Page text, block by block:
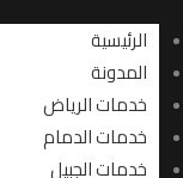
الرئيسية
المدونة
خدمات الرياض
خدمات الدمام
خدمات الجبيل